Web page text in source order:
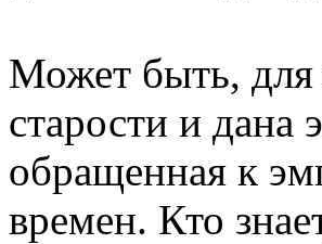
Может быть, для
старости и дана
обращенная к
времен. Кто